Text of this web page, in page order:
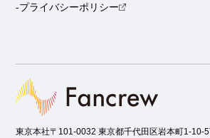
-プライバシーポリシー
東京本社〒101-0032 東京都千代田区岩本町1-10-